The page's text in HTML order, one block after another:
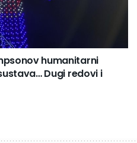
humanitarni
Dugi redovi i